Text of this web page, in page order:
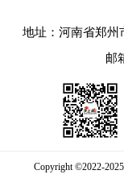
地址：河南省郑州
邮
Copyright ©2022-2025